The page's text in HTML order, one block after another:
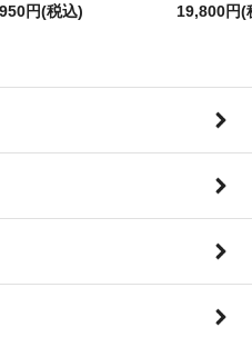
円(税込) 19,800円(